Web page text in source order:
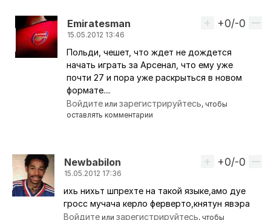
Emiratesman
15.05.2012 13:46
Ответ на комментарий пользователяkzGooner
Вверх
+0/-0
Польди, чешет, что ждет не дождется
начать играть за Арсенал, что ему уже
почти 27 и пора уже раскрыться в новом
формате....
Войдите илизарегистрируйтесь, чтобы
оставлять комментарии
Newbabilon
15.05.2012 17:36
Ответ на комментарий пользователяMonaco
Вверх
+0/-0
ихь нихьт шпрехте на такой языке,амо дуе
гросс мучача керло ферверто,княтун явэра
Войдите илизарегистрируйтесь, чтобы